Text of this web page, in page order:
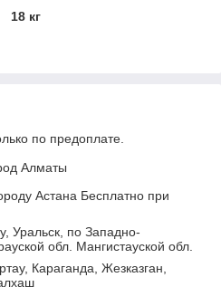
18 кг
по предоплате.
Алматы
Астана Бесплатно при
Уральск, по Западно-
обл. Мангистауской обл.
Караганда, Жезказган,